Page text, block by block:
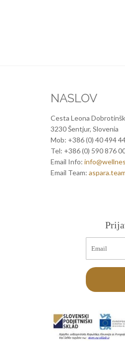
NASLOV
Cesta Leona
3230 Šentjur, Slovenia
Mob: +386 (0) 40 494
Tel: +386 (0) 590 876
Email Info:
Email Team: